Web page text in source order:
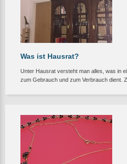
Was ist Hausrat?
Unter Hausrat versteht man alles, was in
zum Gebrauch und zum Verbrauch dient.